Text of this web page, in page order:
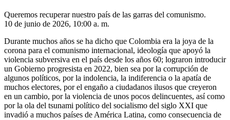
Queremos recuperar nuestro país de las garras del comunismo.
10 de junio de 2026, 10:00 a. m.
Durante muchos años se ha dicho que Colombia era la joya de la
corona para el comunismo internacional, ideología que apoyó la
violencia subversiva en el país desde los años 60; lograron introducir
un Gobierno progresista en 2022, bien sea por la corrupción de
algunos políticos, por la indolencia, la indiferencia o la apatía de
muchos electores, por el engaño a ciudadanos ilusos que creyeron
en un cambio, por la violencia de unos pocos delincuentes, así como
por la ola del tsunami político del socialismo del siglo XXI que
invadió a muchos países de América Latina, como consecuencia de